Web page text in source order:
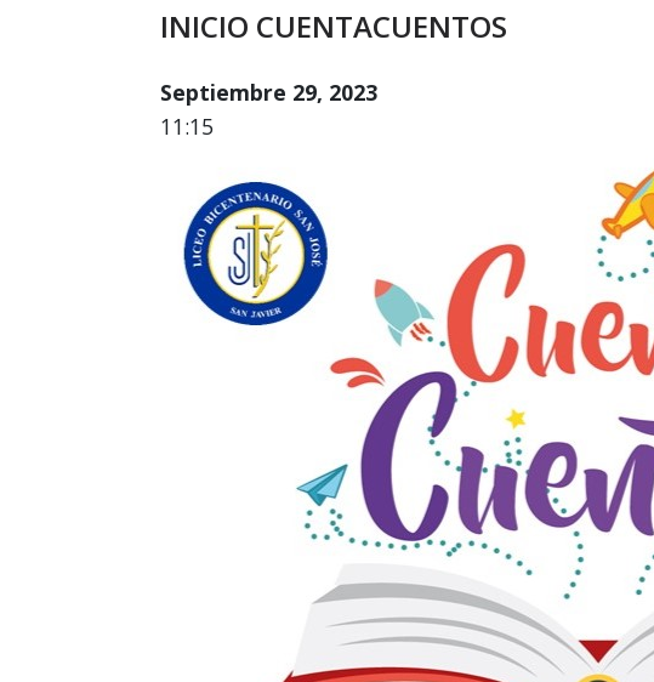
INICIO CUENTACUENTOS
Septiembre 29, 2023
11:15